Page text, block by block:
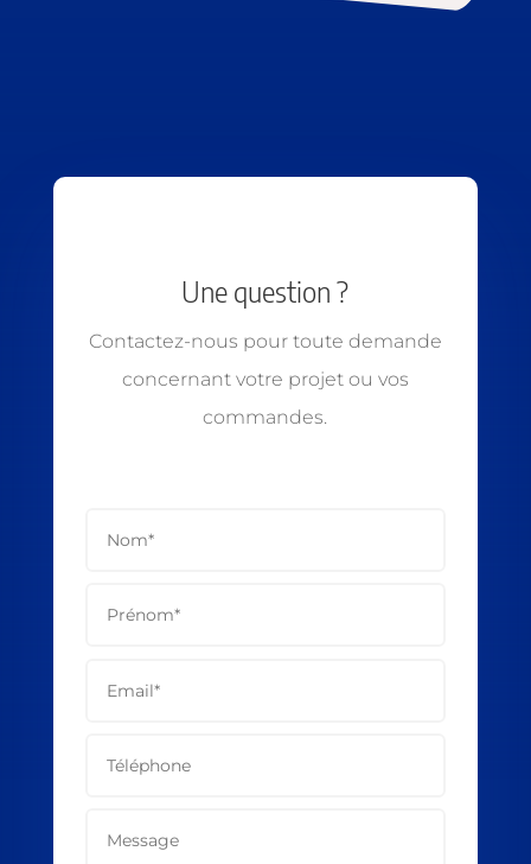
Une question ?
Contactez-nous pour toute demande
concernant votre projet ou vos
commandes.